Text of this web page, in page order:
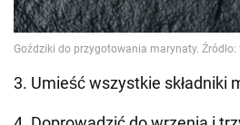
3. Umieść wszystkie składniki